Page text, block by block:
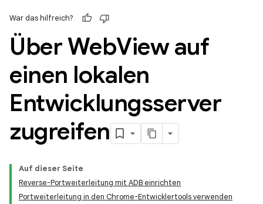
War das hilfreich?
Über WebView auf
einen lokalen
Entwicklungsserver
zugreifen
Auf dieser Seite
Reverse-Portweiterleitung mit ADB einrichten
Portweiterleitung in den Chrome-Entwicklertools verwenden